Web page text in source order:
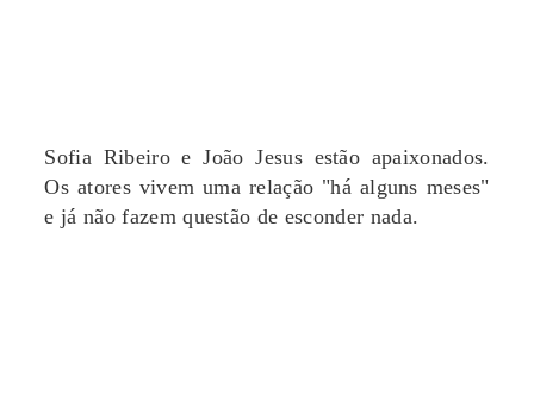
Sofia Ribeiro e João Jesus estão apaixonados.
Os atores vivem uma relação "há alguns meses"
e já não fazem questão de esconder nada.